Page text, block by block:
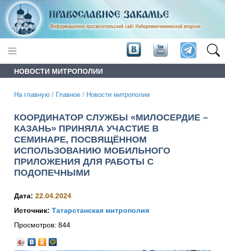
НОВОСТИ МИТРОПОЛИИ
На главную / Главное / Новости митрополии
КООРДИНАТОР СЛУЖБЫ «МИЛОСЕРДИЕ –
КАЗАНЬ» ПРИНЯЛА УЧАСТИЕ В
СЕМИНАРЕ, ПОСВЯЩЁННОМ
ИСПОЛЬЗОВАНИЮ МОБИЛЬНОГО
ПРИЛОЖЕНИЯ ДЛЯ РАБОТЫ С
ПОДОПЕЧНЫМИ
Дата: 22.04.2024
Источник: Татарстанская митрополия
Просмотров: 844